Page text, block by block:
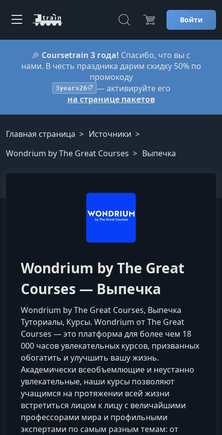
Войти
🎉 Coursetrain 3 года! Спасибо, что вы с
нами. В честь праздника дарим скидку 50% по
промокоду
3years26📋 — активируйте его
на странице пакетов
Главная страница
Источники
Wondrium by The Great Courses
Выпечка
Wondrium by The Great
Courses — Выпечка
Wondrium by The Great Courses, Выпечка
Туториалы, Курсы. Wondrium от The Great
Courses — это платформа для более чем 18
000 часов увлекательных курсов, призванных
обогатить и улучшить вашу жизнь.
Академически всеобъемлющие и неустанно
увлекательные, наши курсы позволяют
учащимся на протяжении всей жизни
встретиться лицом к лицу с величайшими
профессорами мира и профильными
экспертами по самым разным темам: от